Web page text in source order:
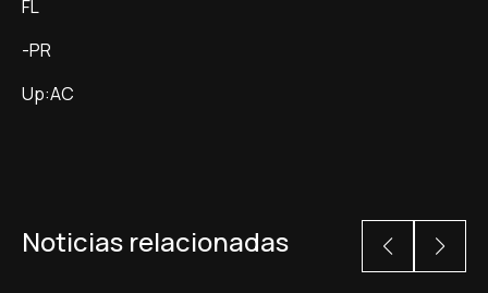
FL
-PR
Up:AC
Noticias relacionadas